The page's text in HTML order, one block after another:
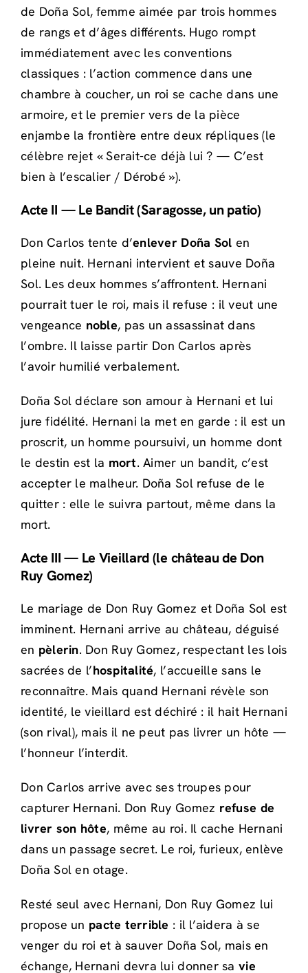
de Doña Sol, femme aimée par trois hommes
de rangs et d’âges différents. Hugo rompt
immédiatement avec les conventions
classiques : l’action commence dans une
chambre à coucher, un roi se cache dans une
armoire, et le premier vers de la pièce
enjambe la frontière entre deux répliques (le
célèbre rejet « Serait-ce déjà lui ? — C’est
bien à l’escalier / Dérobé »).
Acte II — Le Bandit (Saragosse, un patio)
Don Carlos tente d’enlever Doña Sol en
pleine nuit. Hernani intervient et sauve Doña
Sol. Les deux hommes s’affrontent. Hernani
pourrait tuer le roi, mais il refuse : il veut une
vengeance noble, pas un assassinat dans
l’ombre. Il laisse partir Don Carlos après
l’avoir humilié verbalement.
Doña Sol déclare son amour à Hernani et lui
jure fidélité. Hernani la met en garde : il est un
proscrit, un homme poursuivi, un homme dont
le destin est la mort. Aimer un bandit, c’est
accepter le malheur. Doña Sol refuse de le
quitter : elle le suivra partout, même dans la
mort.
Acte III — Le Vieillard (le château de Don
Ruy Gomez)
Le mariage de Don Ruy Gomez et Doña Sol est
imminent. Hernani arrive au château, déguisé
en pèlerin. Don Ruy Gomez, respectant les lois
sacrées de l’hospitalité, l’accueille sans le
reconnaître. Mais quand Hernani révèle son
identité, le vieillard est déchiré : il hait Hernani
(son rival), mais il ne peut pas livrer un hôte —
l’honneur l’interdit.
Don Carlos arrive avec ses troupes pour
capturer Hernani. Don Ruy Gomez refuse de
livrer son hôte, même au roi. Il cache Hernani
dans un passage secret. Le roi, furieux, enlève
Doña Sol en otage.
Resté seul avec Hernani, Don Ruy Gomez lui
propose un pacte terrible : il l’aidera à se
venger du roi et à sauver Doña Sol, mais en
échange, Hernani devra lui donner sa vie